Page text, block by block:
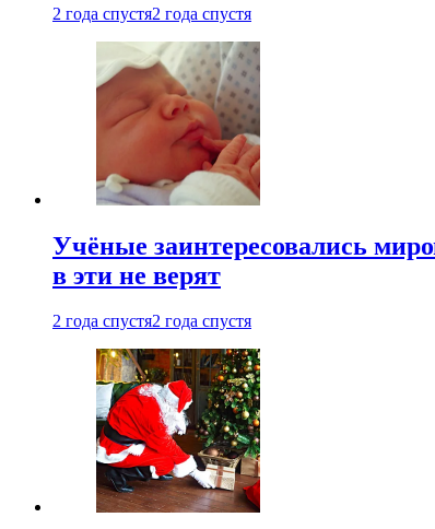
2 года спустя2 года спустя
Учёные заинтересовались
в эти не верят
2 года спустя2 года спустя